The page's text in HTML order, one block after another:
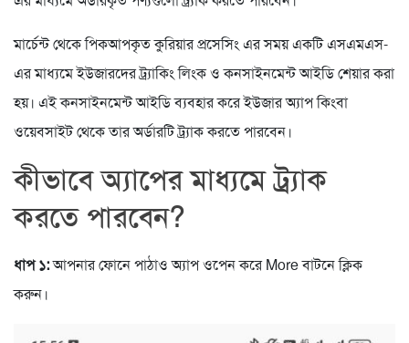
মার্চেন্ট থেকে পিকআপকৃত কুরিয়ার প্রসেসিং এর সময় একটি এসএমএস-
এর মাধ্যমে ইউজারদের ট্র্যাকিং লিংক ও কনসাইনমেন্ট আইডি শেয়ার করা
হয়। এই কনসাইনমেন্ট আইডি ব্যবহার করে ইউজার অ্যাপ কিংবা
ওয়েবসাইট থেকে তার অর্ডারটি ট্র্যাক করতে পারবেন।
কীভাবে অ্যাপের মাধ্যমে ট্র্যাক
করতে পারবেন?
ধাপ ১:আপনার ফোনে পাঠাও অ্যাপ ওপেন করে More বাটনে ক্লিক
করুন।